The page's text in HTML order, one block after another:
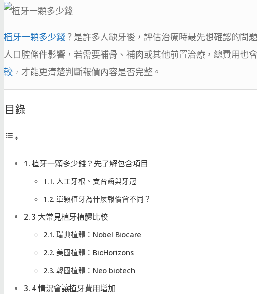
植牙一顆多少錢 ？是許多人缺牙後，評估治療時最先想確認的問
人口腔條件影響，若需要補骨、補肉或其他前置治療，總費用也
較 ，才能更清楚判斷報價內容是否完整。
目錄
植牙一顆多少錢？先了解包含項目
人工牙根、支台齒與牙冠
單顆植牙為什麼報價會不同？
3 大常見植牙植體比較
瑞典植體：Nobel Biocare
美國植體：BioHorizons
韓國植體：Neo biotech
4 情況會讓植牙費用增加